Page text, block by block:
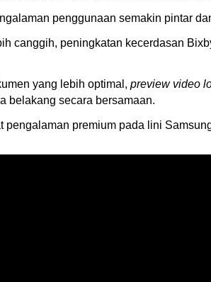
penggunaan semakin pintar
canggih, peningkatan kecerdasan
yang lebih optimal, preview video
belakang secara bersamaan.
premium pada lini